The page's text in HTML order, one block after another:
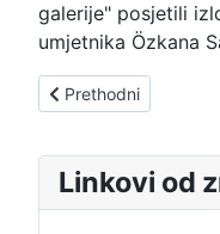
galerije" posjetili
umjetnika Özkana
Prethodni članak:
Prethodni
Linkovi od